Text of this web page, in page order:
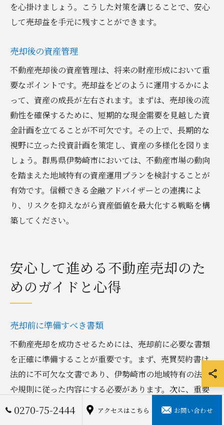
を心掛けましょう。こうした対策を講じることで、安心
して売却益を手元に残すことができます。
売却後の資産管理
不動産売却後の資産管理は、将来の財産形成において重
要なポイントです。売却益をどのように運用するかによ
って、資産の成長が左右されます。まずは、売却後の流
動性を確保するために、短期的な現金需要を見越した資
金計画を立てることが不可欠です。その上で、長期的な
視野に立った投資計画を策定し、資産の多様化を図りま
しょう。群馬県伊勢崎市においては、不動産市場の動向
を踏まえた地域特有の資産運用プランを検討することが
有効です。信頼できる金融アドバイザーとの連携によ
り、リスクを抑えながら資産価値を最大化する戦略を構
築してください。
安心して進める不動産売却のた
めのガイドと心得
売却前に準備すべき書類
不動産売却を成功させるためには、売却前に必要な書類
を正確に準備することが重要です。まず、売買契約書は
法的に不可欠な文書であり、伊勢崎市の地域特有の法律
や規則に従った内容にする必要があります。次に、重要
事項説明書は物件の状態や権利関係を明示するもので、
0270-75-2444 アクセスはこちら お問い合わせ